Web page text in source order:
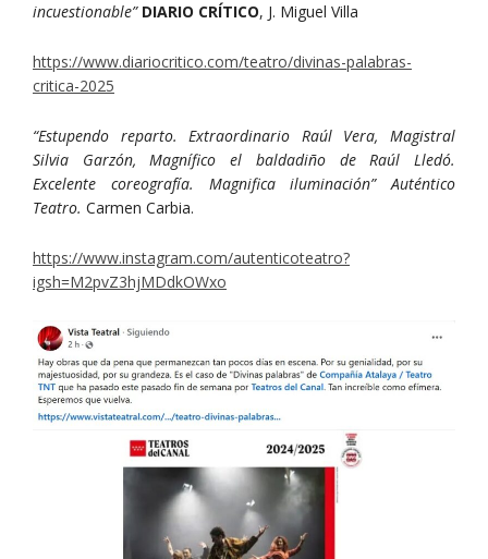
incuestionable” DIARIO CRÍTICO, J. Miguel Villa
https://www.diariocritico.com/teatro/divinas-palabras-
critica-2025
“Estupendo reparto. Extraordinario Raúl Vera, Magistral
Silvia Garzón, Magnífico el baldadiño de Raúl Lledó.
Excelente coreografía. Magnifica iluminación” Auténtico
Teatro. Carmen Carbia.
https://www.instagram.com/autenticoteatro?
igsh=M2pvZ3hjMDdkOWxo